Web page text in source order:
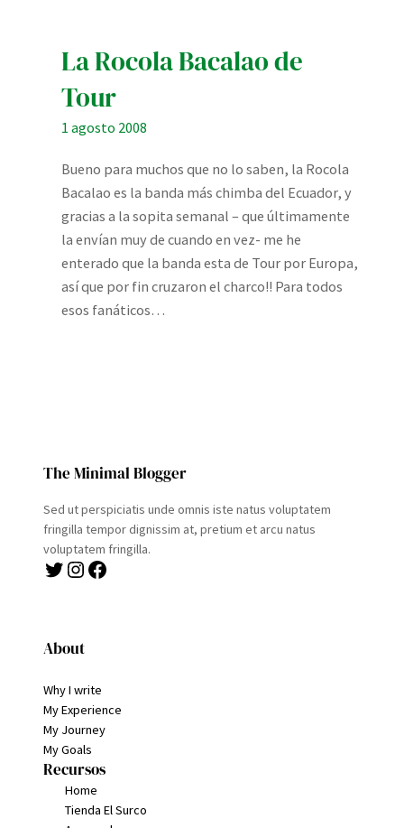
La Rocola Bacalao de
Tour
1 agosto 2008
Bueno para muchos que no lo saben, la Rocola
Bacalao es la banda más chimba del Ecuador, y
gracias a la sopita semanal – que últimamente
la envían muy de cuando en vez- me he
enterado que la banda esta de Tour por Europa,
así que por fin cruzaron el charco!! Para todos
esos fanáticos…
The Minimal Blogger
Sed ut perspiciatis unde omnis iste natus voluptatem
fringilla tempor dignissim at, pretium et arcu natus
voluptatem fringilla.
Twitter Instagram Facebook
About
Why I write
My Experience
My Journey
My Goals
Recursos
Home
Tienda El Surco